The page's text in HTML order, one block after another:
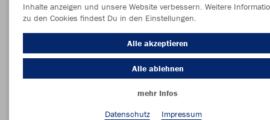
Inhalte anzeigen und unsere Website verbessern. Weitere
zu den Cookies findest Du in den Einstellungen.
Alle akzeptieren
Alle ablehnen
mehr Infos
Datenschutz
Impressum